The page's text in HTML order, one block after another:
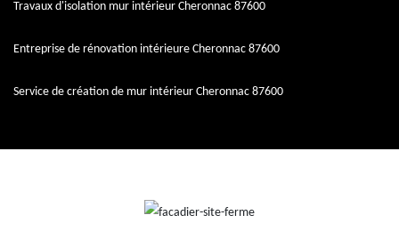
Travaux d'isolation mur intérieur Cheronnac 87600
Entreprise de rénovation intérieure Cheronnac 87600
Service de création de mur intérieur Cheronnac 87600